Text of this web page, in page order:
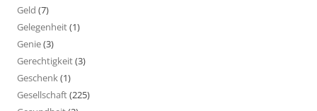
Geld (7)
Gelegenheit(1)
Genie(3)
Gerechtigkeit(3)
Geschenk(1)
Gesellschaft(225)